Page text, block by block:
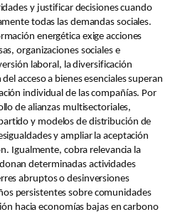
y justificar decisiones cuando
todas las demandas sociales.
energética exige acciones
organizaciones sociales e
laboral, la diversificación
acceso a bienes esenciales superan
individual de las compañías. Por
de alianzas multisectoriales,
y modelos de distribución de
y ampliar la aceptación
Igualmente, cobra relevancia la
determinadas actividades
abruptos o desinversiones
persistentes sobre comunidades
hacia economías bajas en carbono